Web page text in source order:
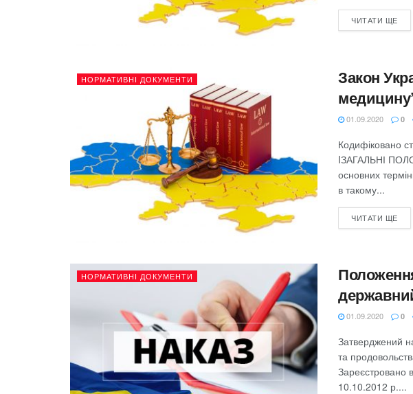
ЧИТАТИ ЩЕ
НОРМАТИВНІ ДОКУМЕНТИ
Закон
01.09.2020 0
Кодифіковано
IЗАГАЛЬНІ
основних
в такому...
ЧИТАТИ ЩЕ
НОРМАТИВНІ ДОКУМЕНТИ
01.09.2020 0
Затверджений
та
Зареєстровано в
10.10.2012 р....